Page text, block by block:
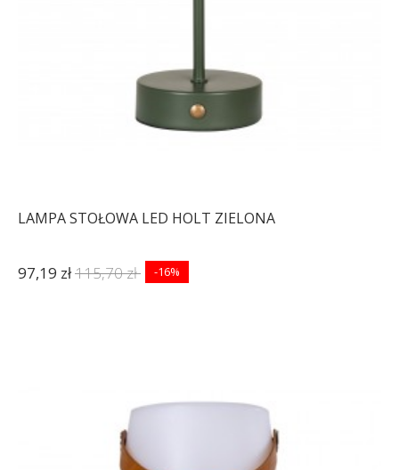
LAMPA STOŁOWA LED HOLT ZIELONA
97,19 zł115,70 zł -16%